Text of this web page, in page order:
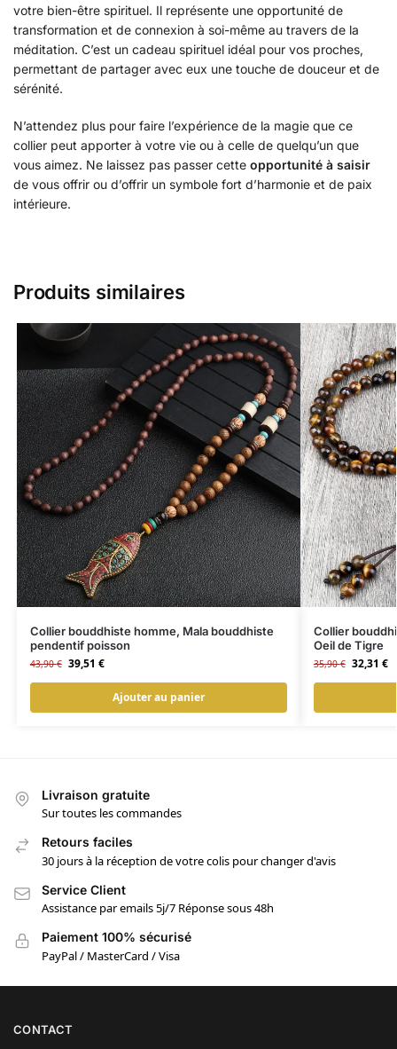
votre bien-être spirituel. Il représente une opportunité de
transformation et de connexion à soi-même au travers de la
méditation. C’est un cadeau spirituel idéal pour vos proches,
permettant de partager avec eux une touche de douceur et de
sérénité.
N’attendez plus pour faire l’expérience de la magie que ce
collier peut apporter à votre vie ou à celle de quelqu’un que
vous aimez. Ne laissez pas passer cette opportunité à saisir
de vous offrir ou d’offrir un symbole fort d’harmonie et de paix
intérieure.
Produits similaires
Collier bouddhiste homme, Mala bouddhiste
pendentif poisson
43,90€ 39,51 €
Ajouter au panier
Collier
Oeil de Tigre
35,90€ 32,31 €
Livraison gratuite
Sur toutes les commandes
Retours faciles
30 jours à la réception de votre colis pour changer d'avis
Service Client
Assistance par emails 5j/7 Réponse sous 48h
Paiement 100% sécurisé
PayPal / MasterCard / Visa
CONTACT